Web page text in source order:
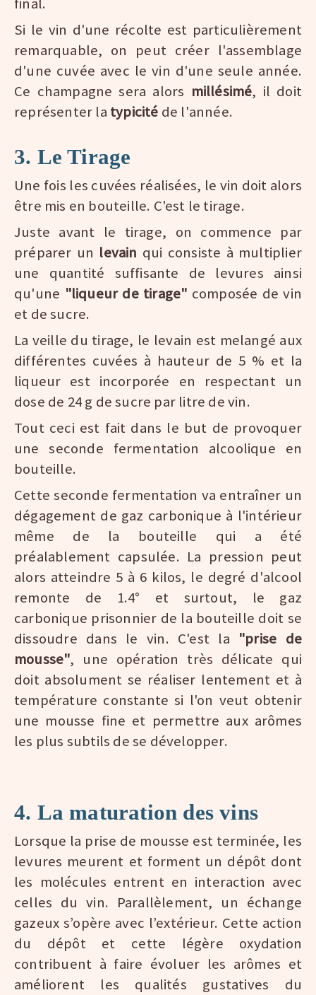
final.
Si le vin d'une récolte est particulièrement
remarquable, on peut créer l'assemblage
d'une cuvée avec le vin d'une seule année.
Ce champagne sera alors millésimé, il doit
représenter la typicité de l'année.
3. Le Tirage
Une fois les cuvées réalisées, le vin doit alors
être mis en bouteille. C'est le tirage.
Juste avant le tirage, on commence par
préparer un levain qui consiste à multiplier
une quantité suffisante de levures ainsi
qu'une "liqueur de tirage" composée de vin
et de sucre.
La veille du tirage, le levain est melangé aux
différentes cuvées à hauteur de 5 % et la
liqueur est incorporée en respectant un
dose de 24 g de sucre par litre de vin.
Tout ceci est fait dans le but de provoquer
une seconde fermentation alcoolique en
bouteille.
Cette seconde fermentation va entraîner un
dégagement de gaz carbonique à l'intérieur
même de la bouteille qui a été
préalablement capsulée. La pression peut
alors atteindre 5 à 6 kilos, le degré d'alcool
remonte de 1.4° et surtout, le gaz
carbonique prisonnier de la bouteille doit se
dissoudre dans le vin. C'est la "prise de
mousse", une opération très délicate qui
doit absolument se réaliser lentement et à
température constante si l'on veut obtenir
une mousse fine et permettre aux arômes
les plus subtils de se développer.
4. La maturation des vins
Lorsque la prise de mousse est terminée, les
levures meurent et forment un dépôt dont
les molécules entrent en interaction avec
celles du vin. Parallèlement, un échange
gazeux s’opère avec l’extérieur. Cette action
du dépôt et cette légère oxydation
contribuent à faire évoluer les arômes et
améliorent les qualités gustatives du